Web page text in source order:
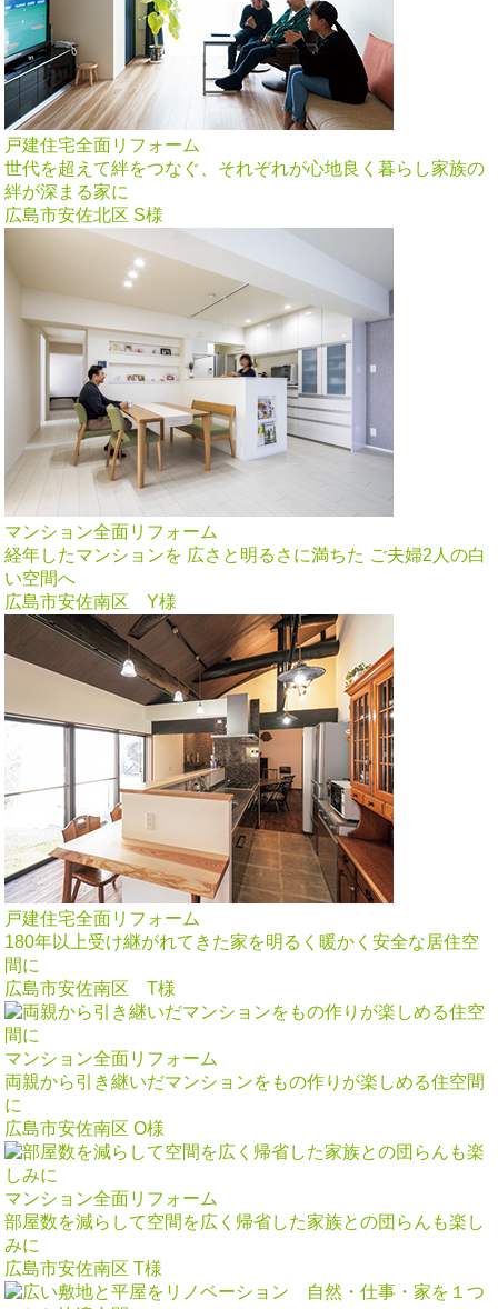
戸建住宅全面リフォーム
世代を超えて絆をつなぐ、それぞれが心地良く暮らし家族の
絆が深まる家に
広島市安佐北区 S様
マンション全面リフォーム
経年したマンションを 広さと明るさに満ちた ご夫婦2人の白
い空間へ
広島市安佐南区 Y様
戸建住宅全面リフォーム
180年以上受け継がれてきた家を明るく暖かく安全な居住空
間に
広島市安佐南区 T様
マンション全面リフォーム
両親から引き継いだマンションをもの作りが楽しめる住空間
に
広島市安佐南区 O様
マンション全面リフォーム
部屋数を減らして空間を広く帰省した家族との団らんも楽し
みに
広島市安佐南区 T様